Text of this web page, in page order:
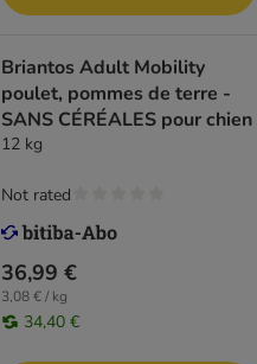
Briantos Adult Mobility
poulet, pommes de terre -
SANS CÉRÉALES pour chien
12 kg
36,99 €
3,08 € / kg
34,40 €
Not rated